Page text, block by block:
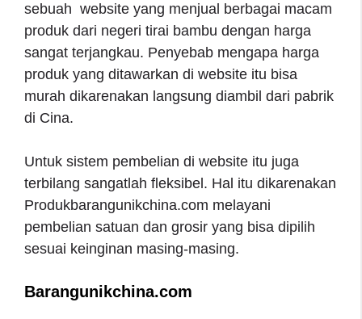
sebuah website yang menjual berbagai macam
produk dari negeri tirai bambu dengan harga
sangat terjangkau. Penyebab mengapa harga
produk yang ditawarkan di website itu bisa
murah dikarenakan langsung diambil dari pabrik
di Cina.
Untuk sistem pembelian di website itu juga
terbilang sangatlah fleksibel. Hal itu dikarenakan
Produkbarangunikchina.com melayani
pembelian satuan dan grosir yang bisa dipilih
sesuai keinginan masing-masing.
Barangunikchina.com